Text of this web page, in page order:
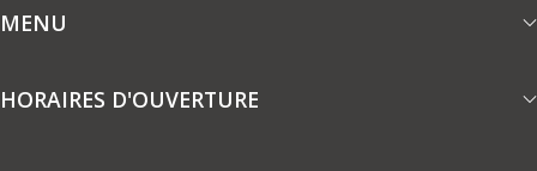
MENU
HORAIRES D'OUVERTURE